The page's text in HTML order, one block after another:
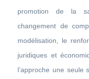
promotion de la
changement de
modélisation, le
juridiques et
l’approche une seule